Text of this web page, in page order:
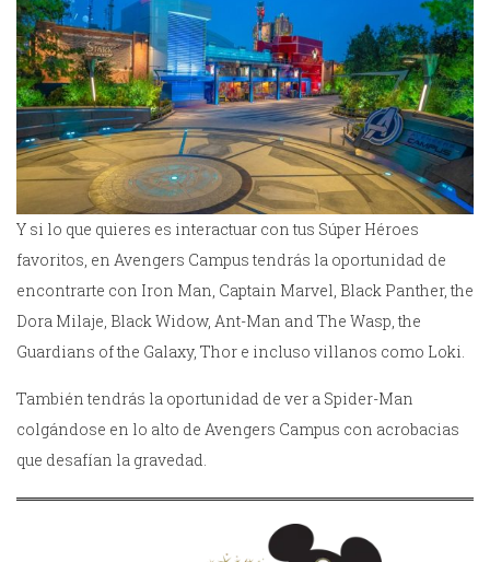
Y si lo que quieres es interactuar con tus Súper Héroes
favoritos, en Avengers Campus tendrás la oportunidad de
encontrarte con Iron Man, Captain Marvel, Black Panther, the
Dora Milaje, Black Widow, Ant-Man and The Wasp, the
Guardians of the Galaxy, Thor e incluso villanos como Loki.
También tendrás la oportunidad de ver a Spider-Man
colgándose en lo alto de Avengers Campus con acrobacias
que desafían la gravedad.